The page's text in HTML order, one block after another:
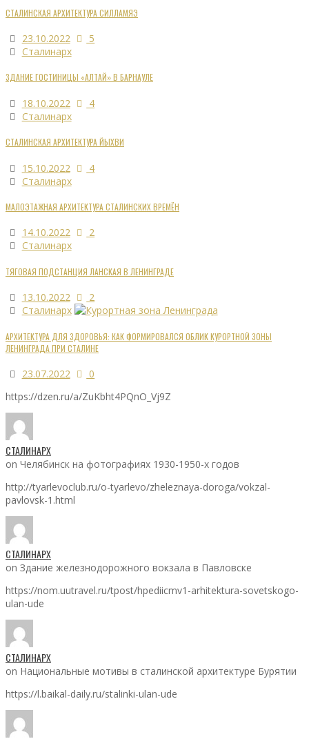
СТАЛИНСКАЯ АРХИТЕКТУРА СИЛЛАМЯЭ
23.10.2022
5
Сталинарх
ЗДАНИЕ ГОСТИНИЦЫ «АЛТАЙ» В БАРНАУЛЕ
18.10.2022
4
Сталинарх
СТАЛИНСКАЯ АРХИТЕКТУРА ЙЫХВИ
15.10.2022
4
Сталинарх
МАЛОЭТАЖНАЯ АРХИТЕКТУРА СТАЛИНСКИХ ВРЕМЁН
14.10.2022
2
Сталинарх
ТЯГОВАЯ ПОДСТАНЦИЯ ЛАНСКАЯ В ЛЕНИНГРАДЕ
13.10.2022
2
Сталинарх
АРХИТЕКТУРА ДЛЯ ЗДОРОВЬЯ: КАК ФОРМИРОВАЛСЯ ОБЛИК КУРОРТНОЙ ЗОНЫ
ЛЕНИНГРАДА ПРИ СТАЛИНЕ
23.07.2022
0
https://dzen.ru/a/ZuKbht4PQnO_Vj9Z
СТАЛИНАРХ
on Челябинск на фотографиях 1930-1950-х годов
http://tyarlevoclub.ru/o-tyarlevo/zheleznaya-doroga/vokzal-
pavlovsk-1.html
СТАЛИНАРХ
on Здание железнодорожного вокзала в Павловске
https://nom.uutravel.ru/tpost/hpediicmv1-arhitektura-sovetskogo-
ulan-ude
СТАЛИНАРХ
on Национальные мотивы в сталинской архитектуре Бурятии
https://l.baikal-daily.ru/stalinki-ulan-ude